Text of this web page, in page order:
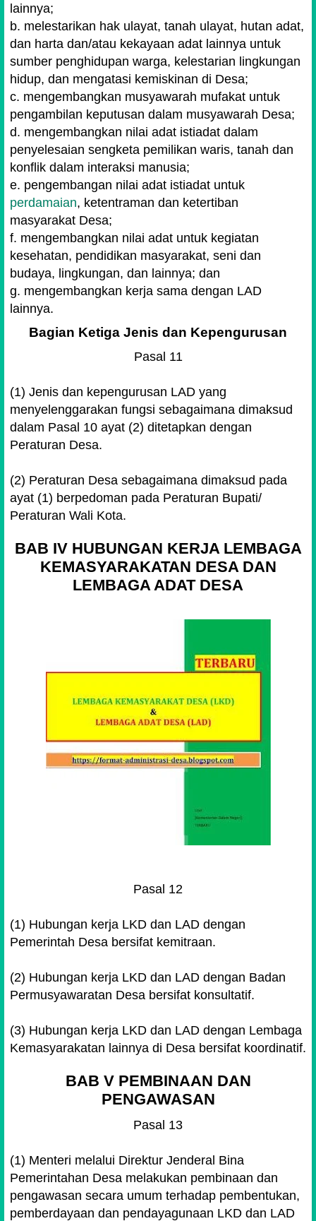
lainnya;
b. melestarikan hak ulayat, tanah ulayat, hutan adat,
dan harta dan/atau kekayaan adat lainnya untuk
sumber penghidupan warga, kelestarian lingkungan
hidup, dan mengatasi kemiskinan di Desa;
c. mengembangkan musyawarah mufakat untuk
pengambilan keputusan dalam musyawarah Desa;
d. mengembangkan nilai adat istiadat dalam
penyelesaian sengketa pemilikan waris, tanah dan
konflik dalam interaksi manusia;
e. pengembangan nilai adat istiadat untuk
perdamaian, ketentraman dan ketertiban
masyarakat Desa;
f. mengembangkan nilai adat untuk kegiatan
kesehatan, pendidikan masyarakat, seni dan
budaya, lingkungan, dan lainnya; dan
g. mengembangkan kerja sama dengan LAD
lainnya.
Bagian Ketiga Jenis dan Kepengurusan
Pasal 11
(1) Jenis dan kepengurusan LAD yang
menyelenggarakan fungsi sebagaimana dimaksud
dalam Pasal 10 ayat (2) ditetapkan dengan
Peraturan Desa.
(2) Peraturan Desa sebagaimana dimaksud pada
ayat (1) berpedoman pada Peraturan Bupati/
Peraturan Wali Kota.
BAB IV HUBUNGAN KERJA LEMBAGA
KEMASYARAKATAN DESA DAN
LEMBAGA ADAT DESA
Pasal 12
(1) Hubungan kerja LKD dan LAD dengan
Pemerintah Desa bersifat kemitraan.
(2) Hubungan kerja LKD dan LAD dengan Badan
Permusyawaratan Desa bersifat konsultatif.
(3) Hubungan kerja LKD dan LAD dengan Lembaga
Kemasyarakatan lainnya di Desa bersifat koordinatif.
BAB V PEMBINAAN DAN
PENGAWASAN
Pasal 13
(1) Menteri melalui Direktur Jenderal Bina
Pemerintahan Desa melakukan pembinaan dan
pengawasan secara umum terhadap pembentukan,
pemberdayaan dan pendayagunaan LKD dan LAD